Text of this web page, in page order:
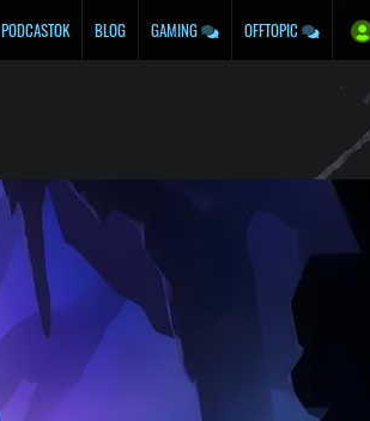
PODCASTOK BLOG GAMING OFFTOPIC